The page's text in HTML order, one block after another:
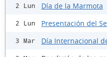
2 Lun Día de la Marmota
2 Lun Presentación del
3 Mar Día Internacional